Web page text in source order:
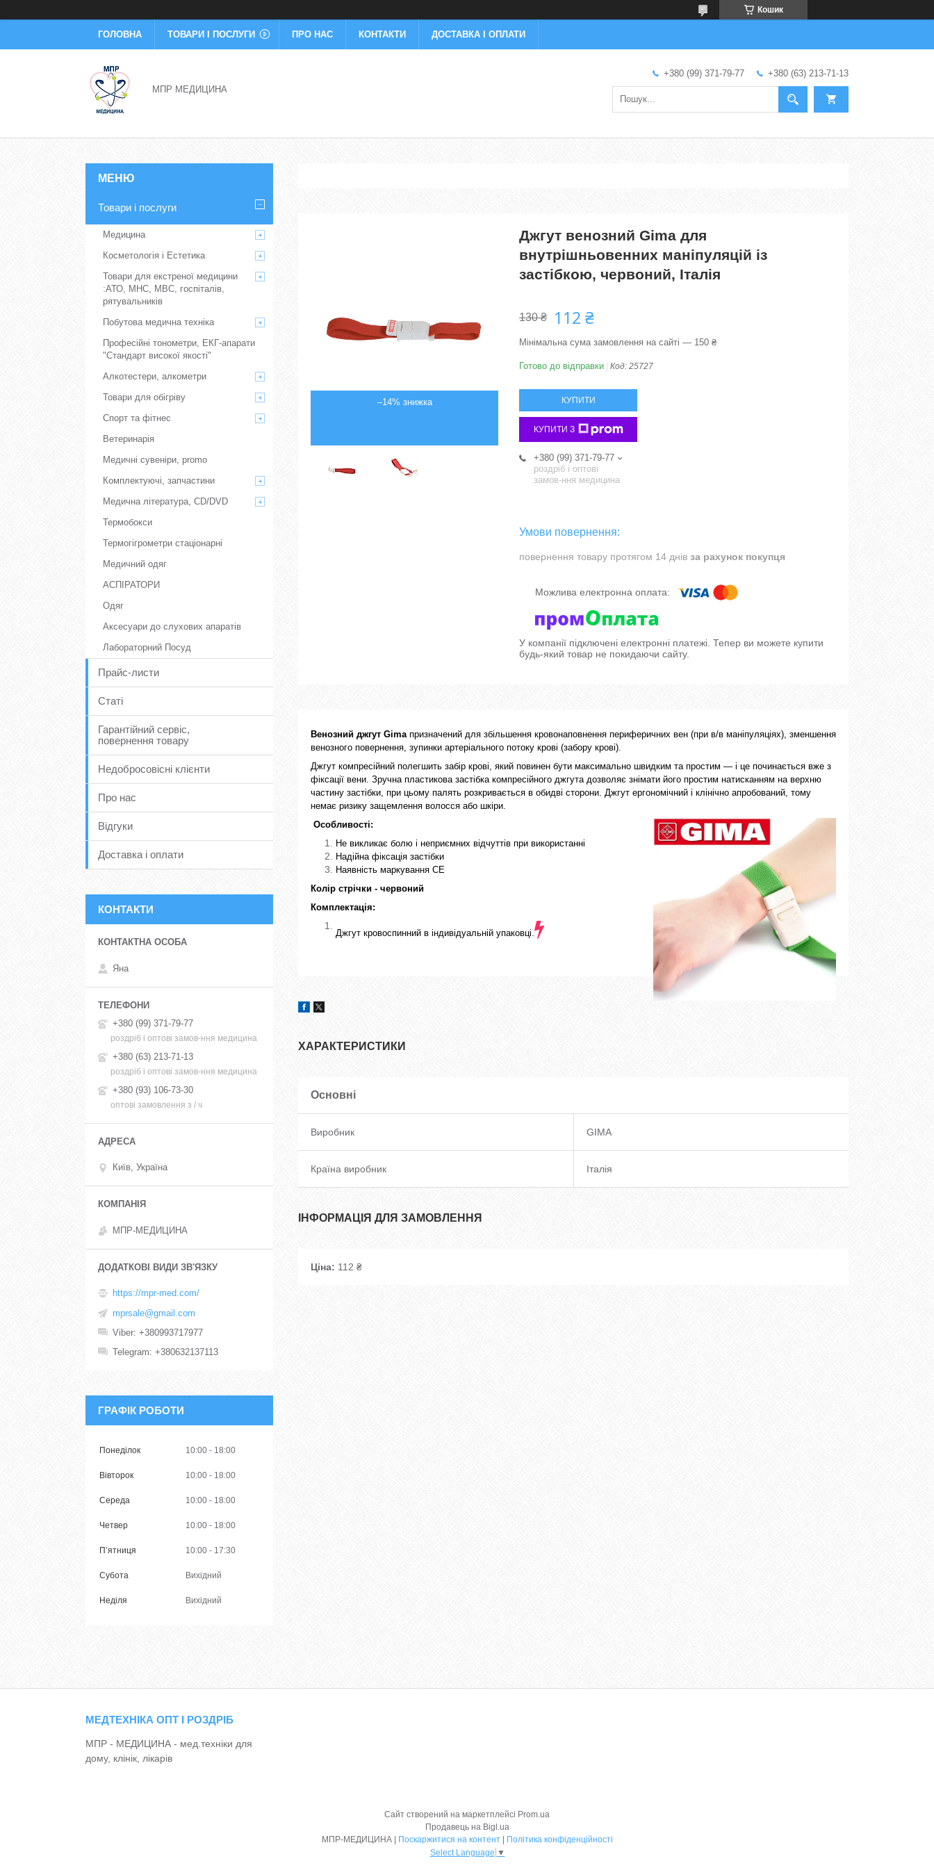
Кошик
ГОЛОВНА ТОВАРИ І ПОСЛУГИ ПРО НАС КОНТАКТИ ДОСТАВКА І ОПЛАТИ
МПР МЕДИЦИНА
+380 (99) 371-79-77 +380 (63) 213-71-13
–14%
Джгут венозний Gima для
внутрішньовенних маніпуляцій із
застібкою, червоний, Італія
130 ₴ 112 ₴
Мінімальна сума замовлення на сайті — 150 ₴
Готово до відправки Код: 25727
КУПИТИ
КУПИТИ З
+380 (99) 371-79-77
роздріб і оптові
замов-ння медицина
повернення товару протягом 14 днів за рахунок покупця
У компанії підключені електронні платежі. Тепер ви можете купити
будь-який товар не покидаючи сайту.
Венозний джгут Gimaпризначений для збільшення кровонаповнення периферичних вен (при в/в маніпуляціях), зменшення
венозного повернення, зупинки артеріального потоку крові (забору крові).
Джгут компресійний полегшить забір крові, який повинен бути максимально швидким та простим — і це починається вже з
фіксації вени. Зручна пластикова застібка компресійного джгута дозволяє знімати його простим натисканням на верхню
частину застібки, при цьому палять розкривається в обидві сторони. Джгут ергономічний і клінічно апробований, тому
немає ризику защемлення волосся або шкіри.
Особливості:
Не викликає болю і неприємних відчуттів при використанні
Надійна фіксація застібки
Наявність маркування CE
Колір стрічки - червоний
Комплектація:
Джгут кровоспинний в індивідуальній упаковці.
ХАРАКТЕРИСТИКИ
Основні
Виробник GIMA
Країна виробник Італія
ІНФОРМАЦІЯ ДЛЯ ЗАМОВЛЕННЯ
Ціна: 112 ₴
Товари і послуги
Медицина
Косметологія і Естетика
Товари для екстреної медицини
:АТО, МНС, МВС, госпіталів,
рятувальників
Побутова медична техніка
Професійні тонометри, ЕКГ-апарати
"Стандарт високої якості"
Алкотестери, алкометри
Товари для обігріву
Спорт та фітнес
Ветеринарія
Медичні сувеніри, promo
Комплектуючі, запчастини
Медична література, CD/DVD
Термобокси
Термогігрометри стаціонарні
Медичний одяг
АСПІРАТОРИ
Одяг
Аксесуари до слухових апаратів
Лабораторний Посуд
Прайс-листи
Статі
Гарантійний сервіс,
повернення товару
Недобросовісні клієнти
Про нас
Відгуки
Доставка і оплати
КОНТАКТИ
Яна
+380 (99) 371-79-77
роздріб і оптові замов-ння медицина
+380 (63) 213-71-13
роздріб і оптові замов-ння медицина
+380 (93) 106-73-30
оптові замовлення з / ч
Київ, Україна
МПР-МЕДИЦИНА
https://mpr-med.com/
mprsale@gmail.com
Viber +380993717977
Telegram +380632137113
ГРАФІК РОБОТИ
Понеділок 10:00 18:00
Вівторок 10:00 18:00
Середа 10:00 18:00
Четвер 10:00 18:00
Пʼятниця 10:00 17:30
Субота Вихідний
Неділя Вихідний
МЕДТЕХНІКА ОПТ І РОЗДРІБ
МПР - МЕДИЦИНА - мед.техніки для
дому, клінік, лікарів
Сайт створений на маркетплейсі Prom.ua
Продавець на Bigl.ua
МПР-МЕДИЦИНА | Поскаржитися на контент | Політика конфіденційності
Select Language ▼